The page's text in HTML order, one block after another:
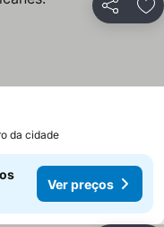
Partilhar
da cidade
Ver preços